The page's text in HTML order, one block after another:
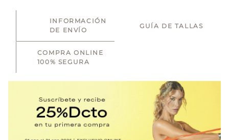
INFORMACIÓN
DE ENVÍO
GUÍA DE TALLAS
COMPRA ONLINE
100% SEGURA